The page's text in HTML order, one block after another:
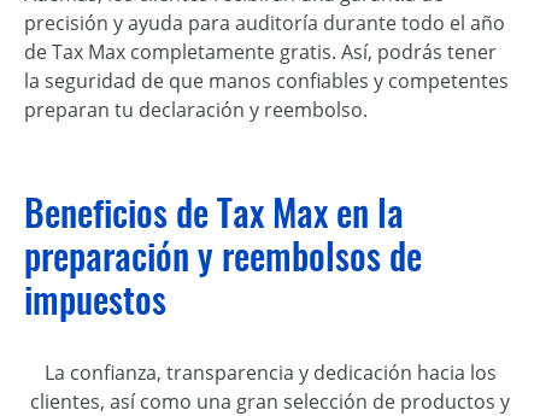
precisión y ayuda para auditoría durante todo el año
de Tax Max completamente gratis. Así, podrás tener
la seguridad de que manos confiables y competentes
preparan tu declaración y reembolso.
Beneficios de Tax Max en la
preparación y reembolsos de
impuestos
La confianza, transparencia y dedicación hacia los
clientes, así como una gran selección de productos y